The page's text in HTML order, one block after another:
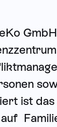
ist das